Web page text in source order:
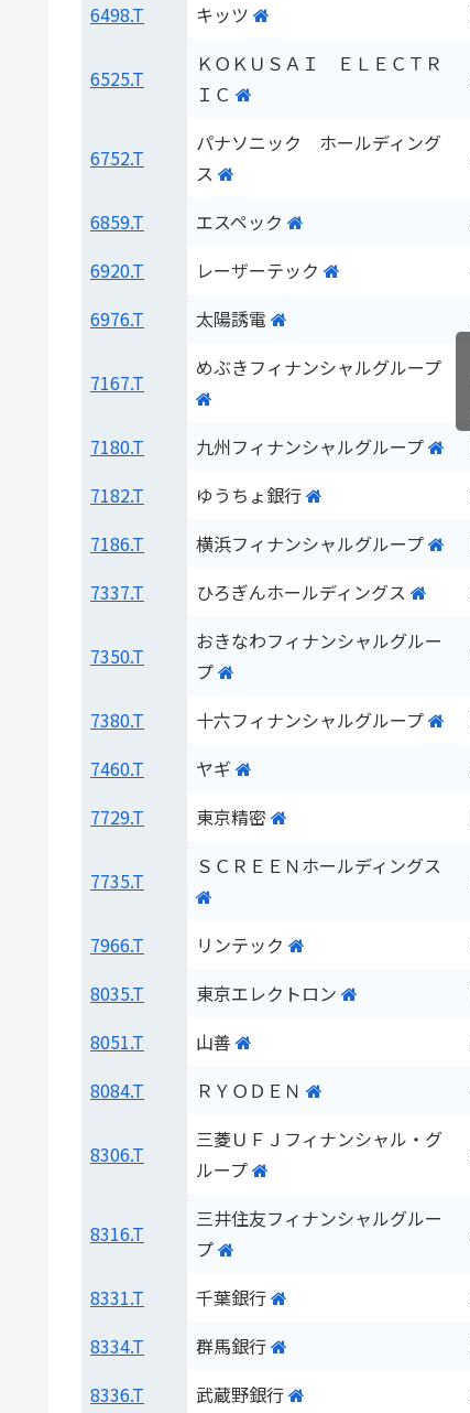
6498.T
キッツ
6525.T
ＫＯＫＵＳＡＩ ＥＬＥＣＴＲ
ＩＣ
6752.T
パナソニック ホールディング
ス
6859.T エスペック
6920.T
レーザーテック
6976.T
太陽誘電
7167.T
めぶきフィナンシャルグループ
7180.T 九州フィナンシャルグループ
7182.T
ゆうちょ銀行
7186.T
横浜フィナンシャルグループ
7337.T
ひろぎんホールディングス
7350.T
おきなわフィナンシャルグルー
プ
7380.T 十六フィナンシャルグループ
7460.T
ヤギ
7729.T
東京精密
7735.T
ＳＣＲＥＥＮホールディングス
7966.T リンテック
8035.T
東京エレクトロン
8051.T
山善
8084.T
ＲＹＯＤＥＮ
8306.T
三菱ＵＦＪフィナンシャル・グ
ループ
8316.T
三井住友フィナンシャルグルー
プ
8331.T 千葉銀行
8334.T
群馬銀行
8336.T
武蔵野銀行